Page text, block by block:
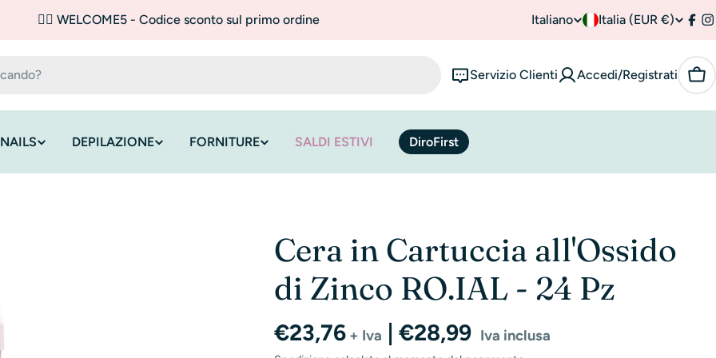
✌🏼 WELCOME5 - Codice sconto sul primo ordine
L
i
Italiano P
a
e
g
Italia (EUR €)
Servizio Clienti Accedi/Registrati
NAILS DEPILAZIONE FORNITURE SALDI ESTIVI DiroFirst
Cera in Cartuccia all'Ossido
di Zinco RO.IAL - 24 Pz
Prezzo
€23,76 + Iva | €28,99 Iva inclusa